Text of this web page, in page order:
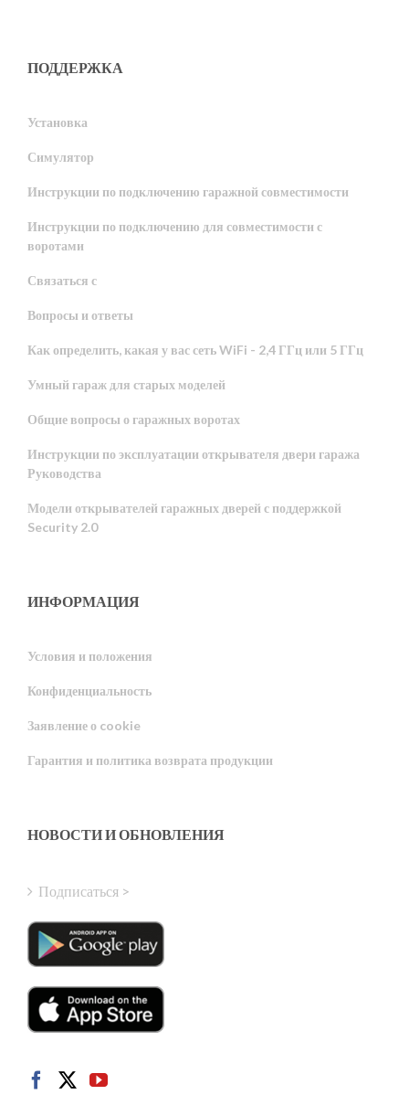
ПОДДЕРЖКА
Установка
Симулятор
Инструкции по подключению гаражной совместимости
Инструкции по подключению для совместимости с
воротами
Связаться с
Вопросы и ответы
Как определить, какая у вас сеть WiFi - 2,4 ГГц или 5 ГГц
Умный гараж для старых моделей
Общие вопросы о гаражных воротах
Инструкции по эксплуатации открывателя двери гаража
Руководства
Модели открывателей гаражных дверей с поддержкой
Security 2.0
ИНФОРМАЦИЯ
Условия и положения
Конфиденциальность
Заявление о cookie
Гарантия и политика возврата продукции
НОВОСТИ И ОБНОВЛЕНИЯ
Подписаться >